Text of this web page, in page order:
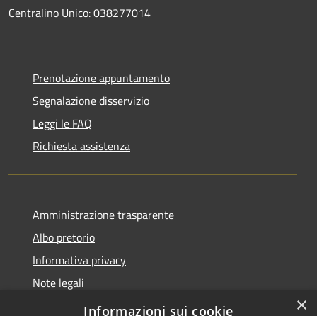
Centralino Unico: 038277014
Prenotazione appuntamento
Segnalazione disservizio
Leggi le FAQ
Richiesta assistenza
Amministrazione trasparente
Albo pretorio
Informativa privacy
Note legali
Dichiarazione di accessibilità
×
Informazioni sui cookie